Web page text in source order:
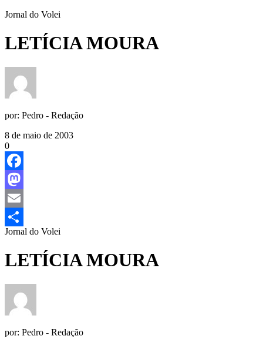
Jornal do Volei
LETÍCIA MOURA
por: Pedro - Redação
8 de maio de 2003
0
Facebook
Mastodon
Email
Share
Jornal do Volei
LETÍCIA MOURA
por: Pedro - Redação